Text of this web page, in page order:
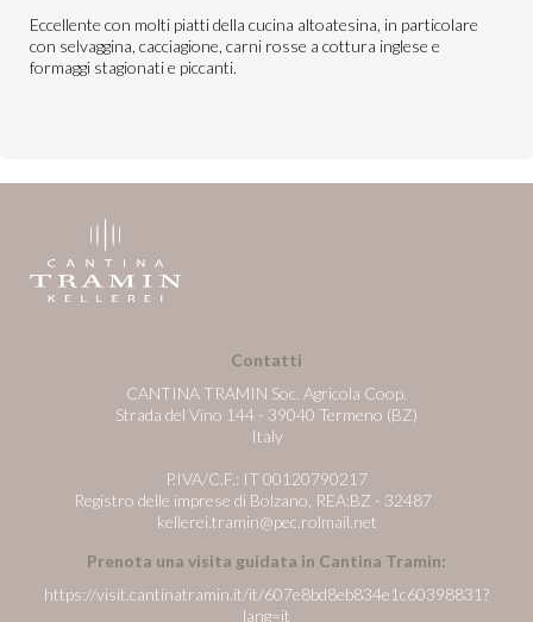
Eccellente con molti piatti della cucina altoatesina, in particolare
con selvaggina, cacciagione, carni rosse a cottura inglese e
formaggi stagionati e piccanti.
Contatti
CANTINA TRAMIN Soc. Agricola Coop.
Strada del Vino 144 - 39040 Termeno (BZ)
Italy
P.IVA/C.F.: IT 00120790217
Registro delle imprese di Bolzano, REA:BZ - 32487
kellerei.tramin@pec.rolmail.net
Prenota una visita guidata in Cantina Tramin:
https://visit.cantinatramin.it/it/607e8bd8eb834e1c60398831?
lang=it